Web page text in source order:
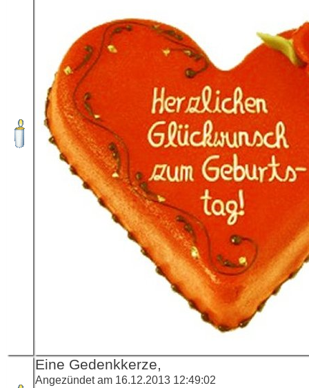
Eine Gedenkkerze,
Angezündet am 16.12.2013 12:49:02